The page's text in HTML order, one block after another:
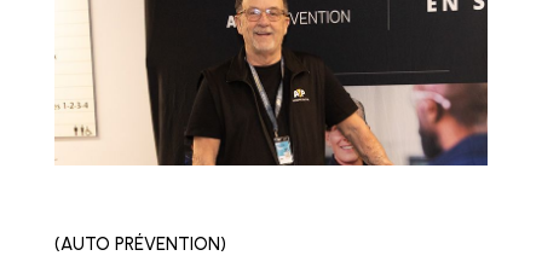
(AUTO PRÉVENTION)